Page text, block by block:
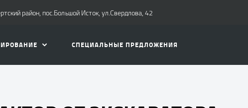
район, пос.Большой Исток, ул.Свердлова, 42
СПЕЦИАЛЬНЫЕ ПРЕДЛОЖЕНИЯ